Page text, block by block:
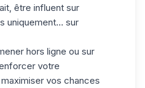
être influent sur
uniquement… sur
hors ligne ou sur
votre
vos chances